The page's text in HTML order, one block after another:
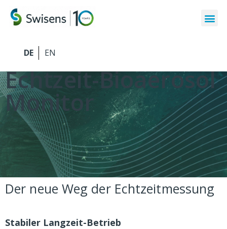
SwisensPoleno Jupiter
Echtzeit-Bioaerosol
Monitor
Der neue Weg der Echtzeitmessung
Stabiler Langzeit-Betrieb